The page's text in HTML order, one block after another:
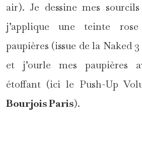
air). Je dessine mes
j’applique une teinte
paupières (issue de la Naked 3
et j’ourle mes paupières
étoffant (ici le Push-Up
Bourjois Paris).